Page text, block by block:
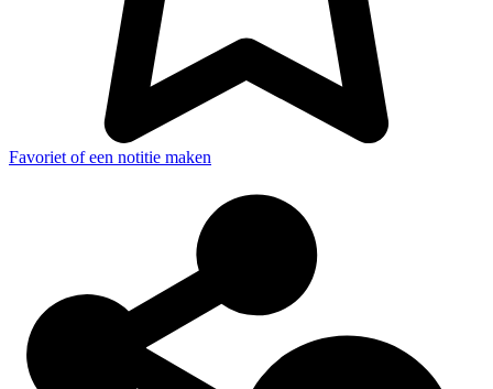
Favoriet of een notitie maken